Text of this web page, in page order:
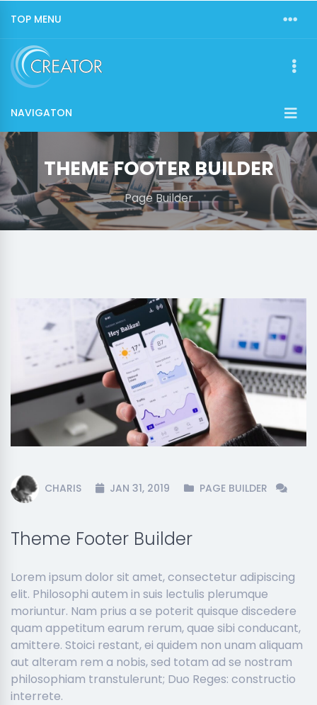
TOP MENU
NAVIGATON
THEME FOOTER BUILDER
Page Builder
CHARIS JAN 31, 2019 PAGE BUILDER
Theme Footer Builder
Lorem ipsum dolor sit amet, consectetur adipiscing
elit. Philosophi autem in suis lectulis plerumque
moriuntur. Nam prius a se poterit quisque discedere
quam appetitum earum rerum, quae sibi conducant,
amittere. Stoici restant, ei quidem non unam aliquam
aut alteram rem a nobis, sed totam ad se nostram
philosophiam transtulerunt; Duo Reges: constructio
interrete.